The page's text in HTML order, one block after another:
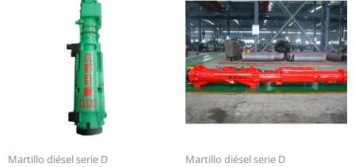
Martillo diésel serie D Martillo diésel serie D